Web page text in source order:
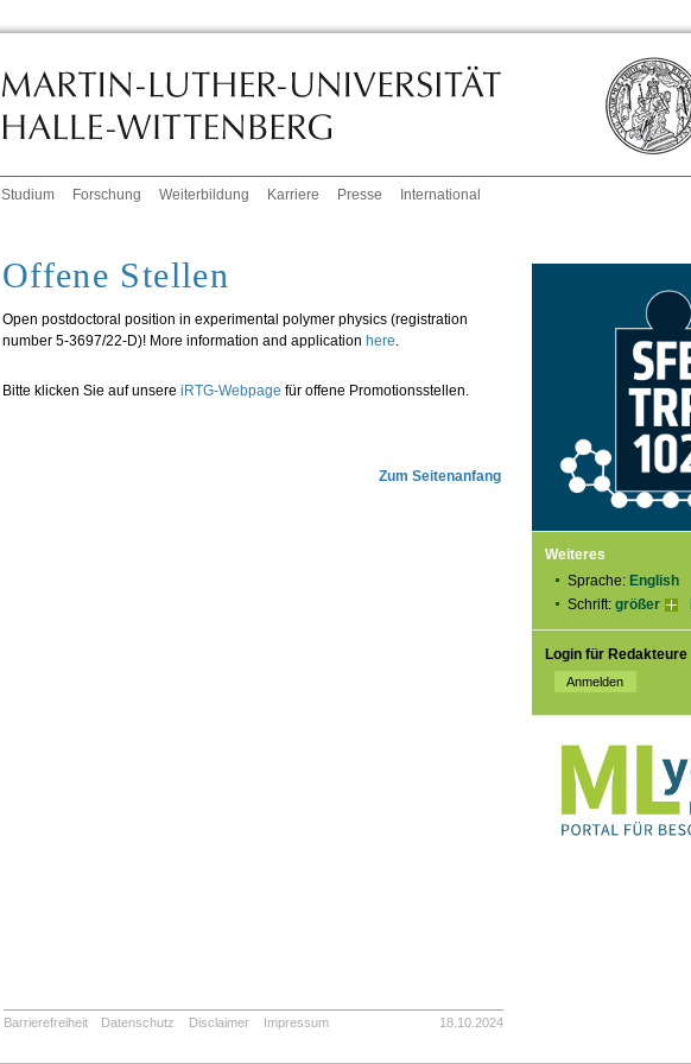
Studium Forschung Weiterbildung Karriere Presse International
Weiteres
Sprache: English
Schrift: größer
Login für Redakteure
Offene Stellen
Open postdoctoral position in experimental polymer physics (registration
number 5-3697/22-D)! More information and application here.
Bitte klicken Sie auf unsere iRTG-Webpage für offene Promotionsstellen.
Zum Seitenanfang
Barrierefreiheit Datenschutz Disclaimer Impressum 18.10.2024